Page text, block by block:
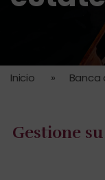
Inicio » Banca
Gestione